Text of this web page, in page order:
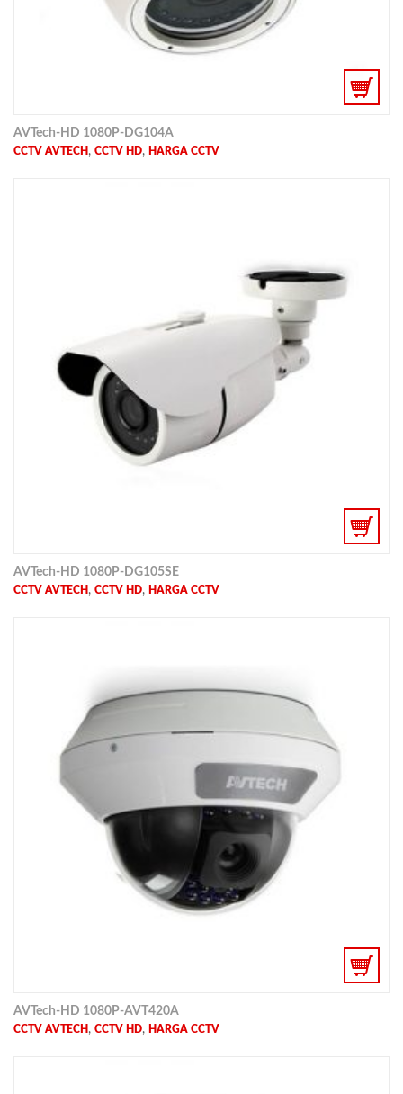
AVTech-HD 1080P-DG104A
CCTV AVTECH , CCTV HD, HARGA CCTV
AVTech-HD 1080P-DG105SE
CCTV AVTECH , CCTV HD, HARGA CCTV
AVTech-HD 1080P-AVT420A
CCTV AVTECH , CCTV HD, HARGA CCTV